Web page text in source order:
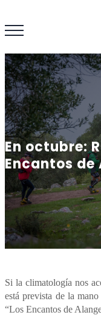
En octubre:
Encantos de
Si la climatología nos
está prevista de la
“Los Encantos de